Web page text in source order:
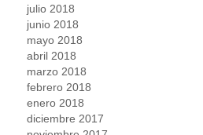
julio 2018
junio 2018
mayo 2018
abril 2018
marzo 2018
febrero 2018
enero 2018
diciembre 2017